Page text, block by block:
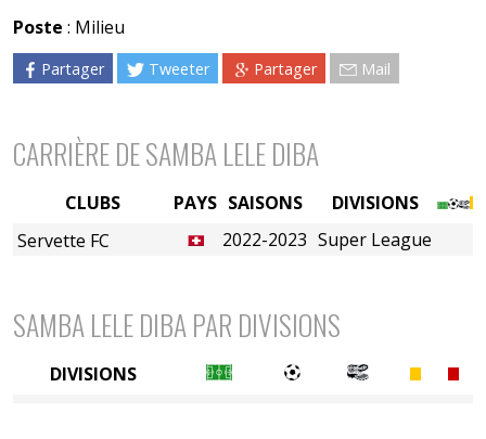
Poste : Milieu
Partager Tweeter Partager Mail
CARRIÈRE DE SAMBA LELE DIBA
PAYS SAISONS
DIVISIONS
2022-2023 Super League
CLUBS
Servette FC
SAMBA LELE DIBA PAR DIVISIONS
DIVISIONS